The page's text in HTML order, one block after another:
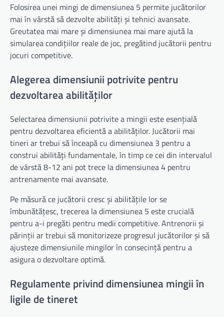
Folosirea unei mingi de dimensiunea 5 permite jucătorilor
mai în vârstă să dezvolte abilități și tehnici avansate.
Greutatea mai mare și dimensiunea mai mare ajută la
simularea condițiilor reale de joc, pregătind jucătorii pentru
jocuri competitive.
Alegerea dimensiunii potrivite pentru
dezvoltarea abilităților
Selectarea dimensiunii potrivite a mingii este esențială
pentru dezvoltarea eficientă a abilităților. Jucătorii mai
tineri ar trebui să înceapă cu dimensiunea 3 pentru a
construi abilități fundamentale, în timp ce cei din intervalul
de vârstă 8-12 ani pot trece la dimensiunea 4 pentru
antrenamente mai avansate.
Pe măsură ce jucătorii cresc și abilitățile lor se
îmbunătățesc, trecerea la dimensiunea 5 este crucială
pentru a-i pregăti pentru medii competitive. Antrenorii și
părinții ar trebui să monitorizeze progresul jucătorilor și să
ajusteze dimensiunile mingilor în consecință pentru a
asigura o dezvoltare optimă.
Regulamente privind dimensiunea mingii în
ligile de tineret